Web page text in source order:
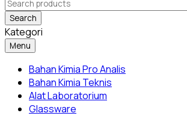
Search
Kategori
Menu
Bahan Kimia Pro Analis
Bahan Kimia Teknis
Alat Laboratorium
Glassware